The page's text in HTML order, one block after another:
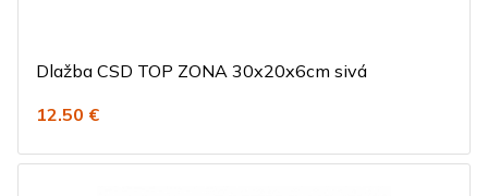
Dlažba CSD TOP ZONA 30x20x6cm sivá
12.50 €